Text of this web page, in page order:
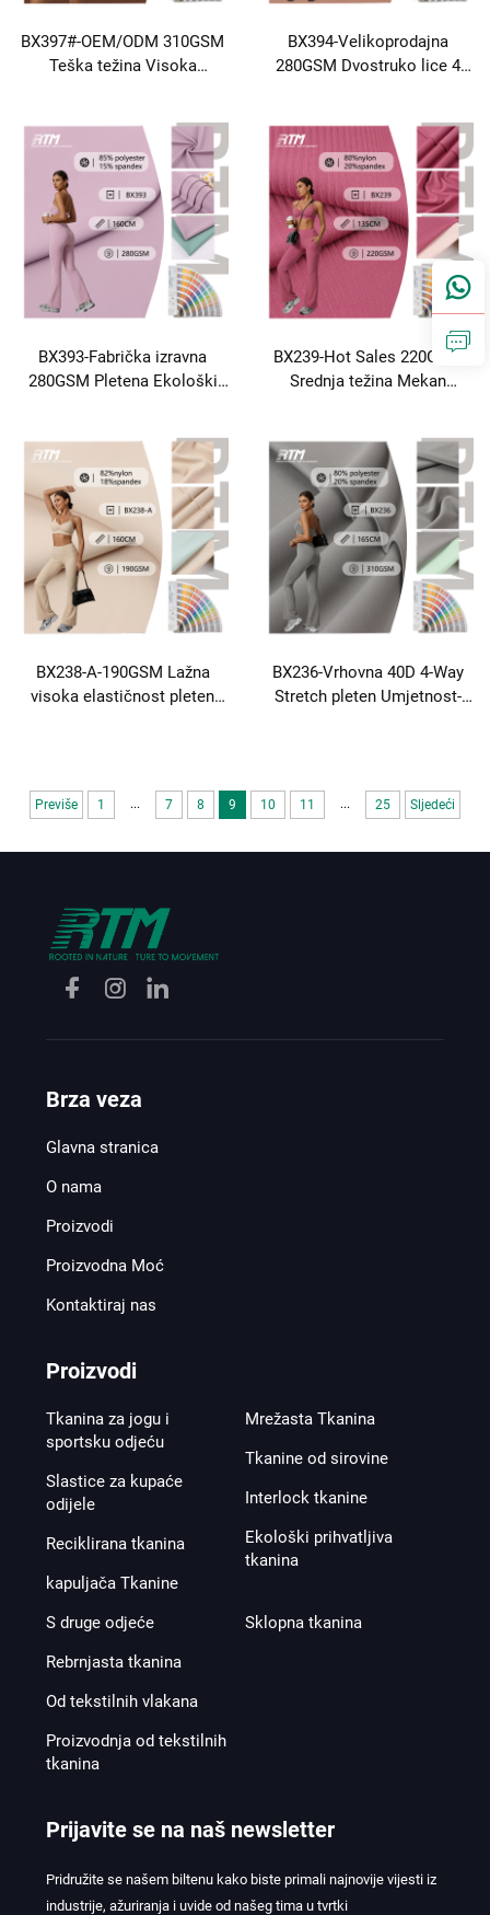
BX397#-OEM/ODM 310GSM
Teška težina Visoka
prilagođavanje 69% Nailon
31% Spandex tkanina za
jesen i zimu Leggings Yoga
hlače Pižama
BX394-Velikoprodajna
280GSM Dvostruko lice 4
Spandex Plain stil tkanina za
jesen Zimska odjeća
Yogawear
BX393-Fabrička izravna
280GSM Pletena Ekološki
15% Spandex Obična tkanina
Za vanjski sport Biciklizam
Nošenje Yoga Nošenje
BX239-Hot Sales 220GSM
Srednja težina Mekan
80% Nailon 20% Spandex
rebar tkanina Za yoga hlače
Yoga nosi
BX238-A-190GSM Lažna
visoka elastičnost pleten
hlače
BX236-Vrhovna 40D 4-Way
Stretch pleten Umjetnost-
Yoga nositi
Previše 1 ... 7 8 9 10 11 ... 25 Sljedeći
Brza veza
Glavna stranica
O nama
Proizvodi
Proizvodna Moć
Kontaktiraj nas
Proizvodi
Tkanina za jogu i
sportsku odjeću
Slastice za kupaće
odijele
Reciklirana tkanina
kapuljača Tkanine
Mrežasta Tkanina
Tkanine od sirovine
Interlock tkanine
Ekološki prihvatljiva
tkanina
S druge odjeće
Rebrnjasta tkanina
Od tekstilnih vlakana
Proizvodnja od tekstilnih
tkanina
Sklopna tkanina
Prijavite se na naš newsletter
Pridružite se našem biltenu kako biste primali najnovije vijesti iz
industrije, ažuriranja i uvide od našeg tima u tvrtki